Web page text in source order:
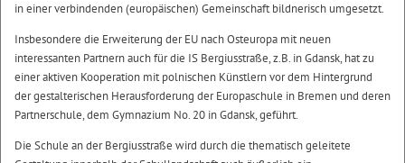
in einer verbindenden (europäischen) Gemeinschaft bildnerisch umgesetzt.
Insbesondere die Erweiterung der EU nach Osteuropa mit neuen
interessanten Partnern auch für die IS Bergiusstraße, z.B. in Gdansk, hat zu
einer aktiven Kooperation mit polnischen Künstlern vor dem Hintergrund
der gestalterischen Herausforderung der Europaschule in Bremen und deren
Partnerschule, dem Gymnazium No. 20 in Gdansk, geführt.
Die Schule an der Bergiusstraße wird durch die thematisch geleitete